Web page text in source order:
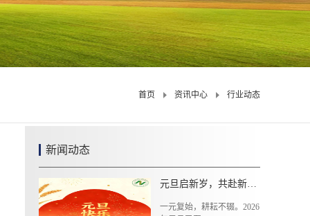
首页 资讯中心 行业动态
新闻动态
中央农村工作会议关键提法之一：农业农村现代化
如何理解农业农村现代化关